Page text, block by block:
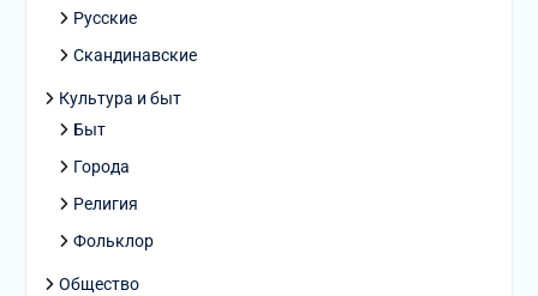
Русские
Скандинавские
Культура и быт
Быт
Города
Религия
Фольклор
Общество